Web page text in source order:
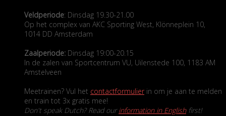
Veldperiode: Dinsdag 19.30-21.00
Op het complex van AKC Sporting West, Klönneplein 10,
1014 DD Amsterdam
Zaalperiode: Dinsdag 19:00-20.15
In de zalen van Sportcentrum VU, Uilenstede 100, 1183 AM
Amstelveen
Meetrainen? Vul het contactformulierin om je aan te melden
en train tot 3x gratis mee!
Don't speak Dutch? Read ourinformation in Englishfirst!